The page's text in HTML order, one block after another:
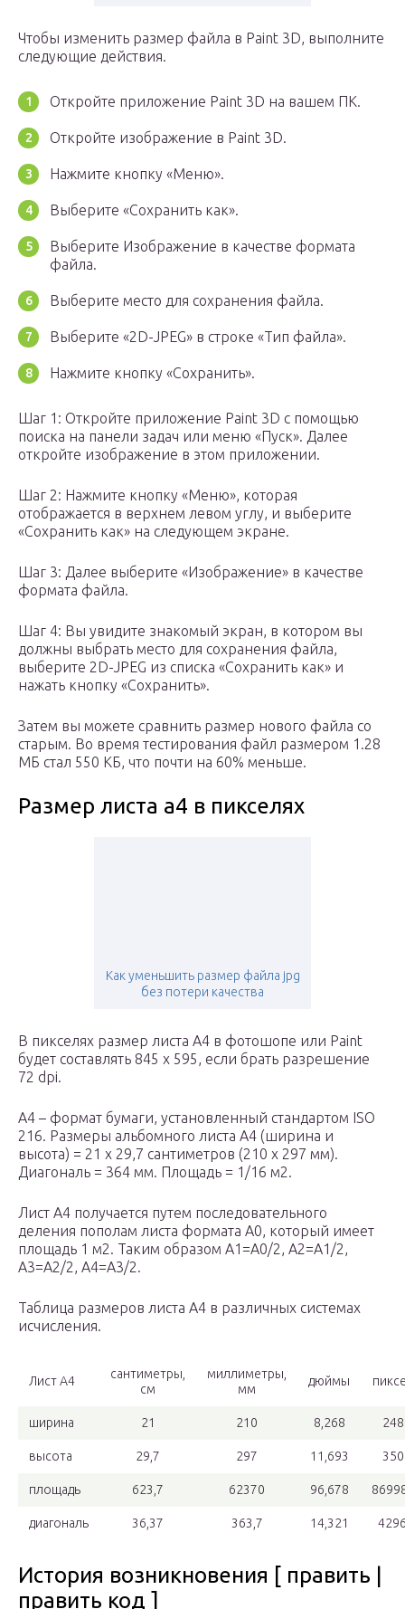
Чтобы изменить размер файла в Paint 3D, выполните
следующие действия.
Откройте приложение Paint 3D на вашем ПК.
Откройте изображение в Paint 3D.
Нажмите кнопку «Меню».
Выберите «Сохранить как».
Выберите Изображение в качестве формата
файла.
Выберите место для сохранения файла.
Выберите «2D-JPEG» в строке «Тип файла».
Нажмите кнопку «Сохранить».
Шаг 1: Откройте приложение Paint 3D с помощью
поиска на панели задач или меню «Пуск». Далее
откройте изображение в этом приложении.
Шаг 2: Нажмите кнопку «Меню», которая
отображается в верхнем левом углу, и выберите
«Сохранить как» на следующем экране.
Шаг 3: Далее выберите «Изображение» в качестве
формата файла.
Шаг 4: Вы увидите знакомый экран, в котором вы
должны выбрать место для сохранения файла,
выберите 2D-JPEG из списка «Сохранить как» и
нажать кнопку «Сохранить».
Затем вы можете сравнить размер нового файла со
старым. Во время тестирования файл размером 1.28
МБ стал 550 КБ, что почти на 60% меньше.
Размер листа а4 в пикселях
Как уменьшить размер файла jpg
без потери качества
В пикселях размер листа А4 в фотошопе или Paint
будет составлять 845 x 595, если брать разрешение
72 dpi.
А4 – формат бумаги, установленный стандартом ISO
216. Размеры альбомного листа А4 (ширина и
высота) = 21 x 29,7 сантиметров (210 x 297 мм).
Диагональ = 364 мм. Площадь = 1/16 м2.
Лист А4 получается путем последовательного
деления пополам листа формата А0, который имеет
площадь 1 м2. Таким образом А1=А0/2, А2=А1/2,
А3=А2/2, А4=А3/2.
Таблица размеров листа А4 в различных системах
исчисления.
Лист А4
сантиметры,
см
миллиметры,
мм
дюймы
ширина 21 210 8,268
высота 29,7 297 11,693
площадь 623,7 62370 96,678
диагональ 36,37 363,7 14,321
История возникновения [ править |
править код ]